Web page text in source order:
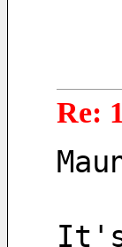
Re:
It's